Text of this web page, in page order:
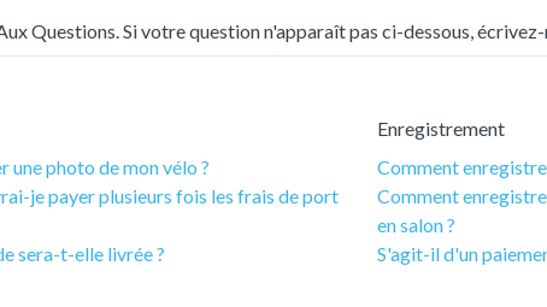
Questions. Si votre question n'apparaît pas ci-dessous,
photo de mon vélo ?
je payer plusieurs fois les frais de port
sera-t-elle livrée ?
Enregistrement
Comment
Comment
en salon ?
S'agit-il d'un